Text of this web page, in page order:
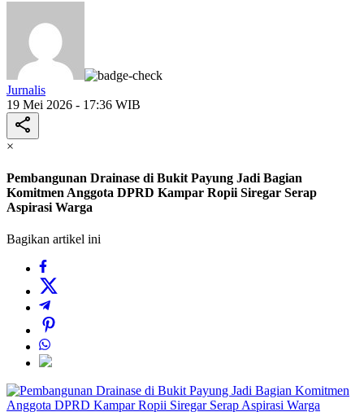
Jurnalis
19 Mei 2026 - 17:36 WIB
×
Pembangunan Drainase di Bukit Payung Jadi Bagian
Komitmen Anggota DPRD Kampar Ropii Siregar Serap
Aspirasi Warga
Bagikan artikel ini